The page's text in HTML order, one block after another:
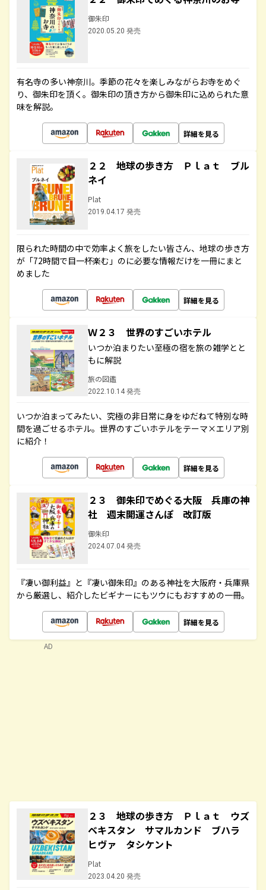
御朱印
2020.05.20 発売
有名寺の多い神奈川。季節の花々を楽しみながらお寺をめぐ
り、御朱印を頂く。御朱印の頂き方から御朱印に込められた意
味を解説。
詳細を見る
２２ 地球の歩き方 Ｐｌａｔ ブル
ネイ
Plat
2019.04.17 発売
限られた時間の中で効率よく旅をしたい皆さん、地球の歩き方
が「72時間で目一杯楽む」のに必要な情報だけを一冊にまと
めました
詳細を見る
Ｗ２３ 世界のすごいホテル
いつか泊まりたい至極の宿を旅の雑学とと
もに解説
旅の図鑑
2022.10.14 発売
いつか泊まってみたい、究極の非日常に身をゆだねて特別な時
間を過ごせるホテル。世界のすごいホテルをテーマ×エリア別
に紹介！
詳細を見る
２３ 御朱印でめぐる大阪 兵庫の神
社 週末開運さんぽ 改訂版
御朱印
2024.07.04 発売
『凄い御利益』と『凄い御朱印』のある神社を大阪府・兵庫県
から厳選し、紹介したビギナーにもツウにもおすすめの一冊。
詳細を見る
２３ 地球の歩き方 Ｐｌａｔ ウズ
ベキスタン サマルカンド ブハラ
ヒヴァ タシケント
Plat
2023.04.20 発売
AD